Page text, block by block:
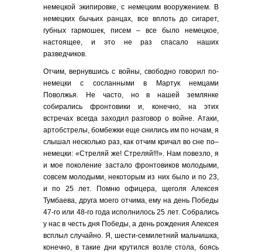
немецкой экипировке, с немецким вооружением. В
немецких бычьих ранцах, все вплоть до сигарет,
губных гармошек, писем – все было немецкое,
настоящее, и это не раз спасало наших
разведчиков.
Отчим, вернувшись с войны, свободно говорил по-
немецки с сосланными в Мартук немцами
Поволжья. Не часто, но в нашей землянке
собирались фронтовики и, конечно, на этих
встречах всегда заходил разговор о войне. Атаки,
артобстрелы, бомбежки еще снились им по ночам, я
слышал несколько раз, как отчим кричал во сне по–
немецки: «Стреляй же! Стреляй!!!». Нам повезло, я
и мое поколение застало фронтовиков молодыми,
совсем молодыми, некоторым из них было и по 23,
и по 25 лет. Помню офицера, щеголя Алексея
Тумбаева, друга моего отчима, ему на день Победы
47-го или 48-го года исполнилось 25 лет. Собрались
у нас в честь дня Победы, а день рождения Алексея
всплыл случайно. Я, шести-семилетний мальчишка,
конечно, в такие дни крутился возле стола, боясь